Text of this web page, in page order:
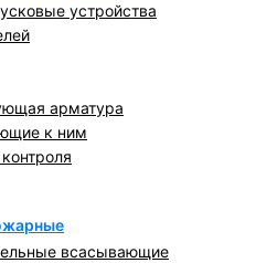
устройства
арматура
к ним
всасывающие